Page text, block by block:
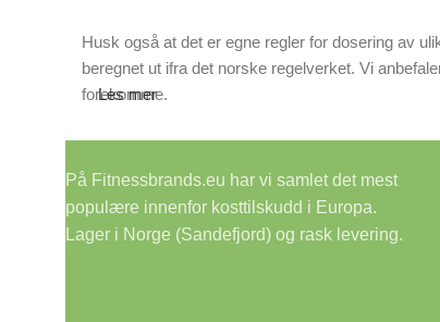
Husk også at det er egne regler for dosering av
beregnet ut ifra det norske regelverket. Vi
forekomme.
Les mer
På Fitnessbrands.eu har vi samlet det mest
populære innenfor kosttilskudd i Europa.
Lager i Norge (Sandefjord) og rask levering.